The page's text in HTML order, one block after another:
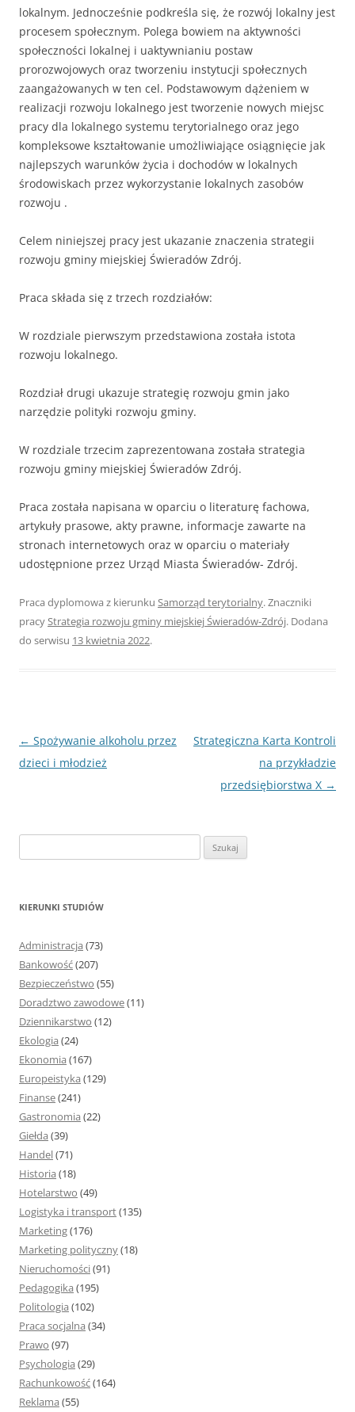
lokalnym. Jednocześnie podkreśla się, że rozwój lokalny jest
procesem społecznym. Polega bowiem na aktywności
społeczności lokalnej i uaktywnianiu postaw
prorozwojowych oraz tworzeniu instytucji społecznych
zaangażowanych w ten cel. Podstawowym dążeniem w
realizacji rozwoju lokalnego jest tworzenie nowych miejsc
pracy dla lokalnego systemu terytorialnego oraz jego
kompleksowe kształtowanie umożliwiające osiągnięcie jak
najlepszych warunków życia i dochodów w lokalnych
środowiskach przez wykorzystanie lokalnych zasobów
rozwoju .
Celem niniejszej pracy jest ukazanie znaczenia strategii
rozwoju gminy miejskiej Świeradów Zdrój.
Praca składa się z trzech rozdziałów:
W rozdziale pierwszym przedstawiona została istota
rozwoju lokalnego.
Rozdział drugi ukazuje strategię rozwoju gmin jako
narzędzie polityki rozwoju gminy.
W rozdziale trzecim zaprezentowana została strategia
rozwoju gminy miejskiej Świeradów Zdrój.
Praca została napisana w oparciu o literaturę fachowa,
artykuły prasowe, akty prawne, informacje zawarte na
stronach internetowych oraz w oparciu o materiały
udostępnione przez Urząd Miasta Świeradów- Zdrój.
Praca dyplomowa z kierunku Samorząd terytorialny. Znaczniki
pracyStrategia rozwoju gminy miejskiej Świeradów-Zdrój. Dodana
do serwisu 13 kwietnia 2022.
Nawigacja
wpisu
← Spożywanie alkoholu przez
dzieci i młodzież
Strategiczna Karta Kontroli
na przykładzie
przedsiębiorstwa X →
z
KIERUNKI STUDIÓW
Administracja (73)
Bankowość(207)
Bezpieczeństwo (55)
Doradztwo zawodowe(11)
Dziennikarstwo (12)
Ekologia (24)
Ekonomia (167)
Europeistyka (129)
Finanse(241)
Gastronomia (22)
Giełda (39)
Handel(71)
Historia (18)
Hotelarstwo (49)
Logistyka i transport(135)
Marketing(176)
Marketing polityczny(18)
Nieruchomości(91)
Pedagogika (195)
Politologia (102)
Praca socjalna (34)
Prawo (97)
Psychologia (29)
Rachunkowość(164)
Reklama (55)